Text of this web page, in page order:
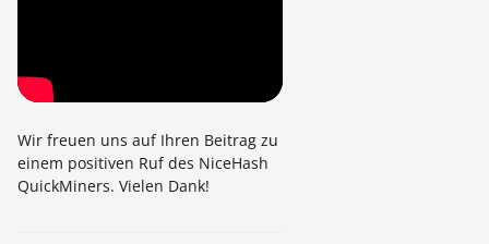
Wir freuen uns auf Ihren Beitrag zu
einem positiven Ruf des NiceHash
QuickMiners. Vielen Dank!